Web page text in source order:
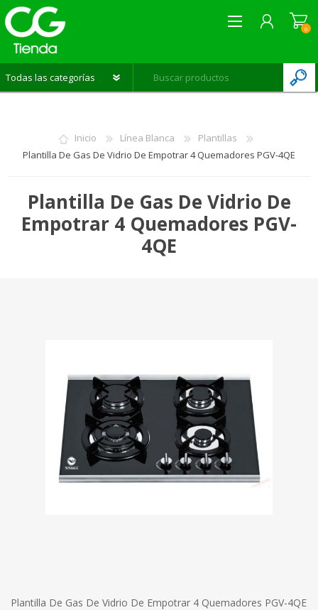
LISTA DE DESEOS
0
Inicio Línea Blanca
Plantillas
Plantilla De Gas De Vidrio De Empotrar 4 Quemadores PGV-4QE
Plantilla De Gas De Vidrio De
Empotrar 4 Quemadores PGV-
4QE
Plantilla De Gas De Vidrio De Empotrar 4 Quemadores PGV-4QE